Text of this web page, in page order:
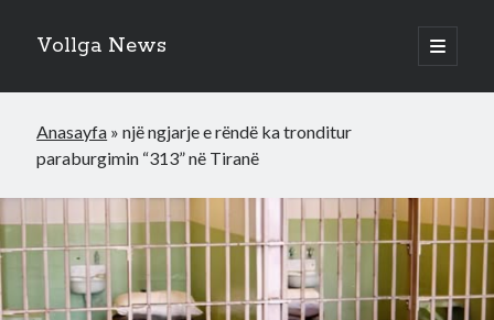
Vollga News
open
primary
Anasayfa »një ngjarje e rëndë ka tronditur
paraburgimin “313” në Tiranë